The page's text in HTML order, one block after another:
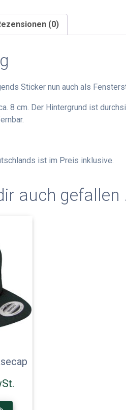
(0)
Sticker nun auch als
8 cm. Der Hintergrund ist
ist im Preis inklusive.
auch gefallen